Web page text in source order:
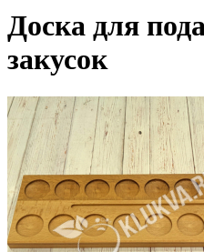
Доска для
закусок